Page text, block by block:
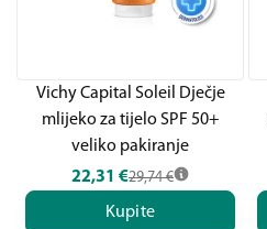
Vichy Capital Soleil Dječje
mlijeko za tijelo SPF 50+
veliko pakiranje
22,31 €29,74 €
Kupite